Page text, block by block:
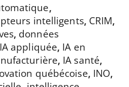
,
intelligents, CRIM,
, données
IA appliquée, IA en
, IA santé,
québécoise, INO,